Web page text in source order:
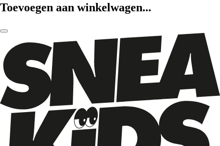
Toevoegen aan winkelwagen...